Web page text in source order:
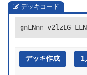
デッキコード
gnLNnn-v2lzEG-
デッキ作成 1